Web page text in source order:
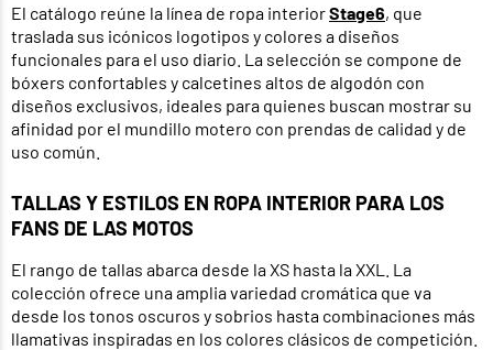
El catálogo reúne la línea de ropa interiorStage6, que
traslada sus icónicos logotipos y colores a diseños
funcionales para el uso diario. La selección se compone de
bóxers confortables y calcetines altos de algodón con
diseños exclusivos, ideales para quienes buscan mostrar su
afinidad por el mundillo motero con prendas de calidad y de
uso común.
TALLAS Y ESTILOS EN ROPA INTERIOR PARA LOS
FANS DE LAS MOTOS
El rango de tallas abarca desde la XS hasta la XXL. La
colección ofrece una amplia variedad cromática que va
desde los tonos oscuros y sobrios hasta combinaciones más
llamativas inspiradas en los colores clásicos de competición.